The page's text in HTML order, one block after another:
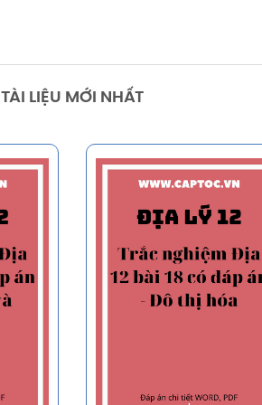
TÀI LIỆU MỚI NHẤT